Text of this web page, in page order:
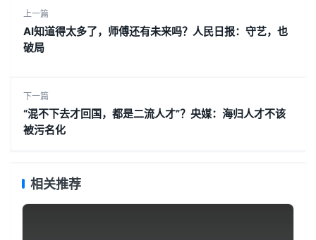
上一篇
AI知道得太多了，师傅还有未来吗？人民日报：守艺，也
破局
下一篇
“混不下去才回国，都是二流人才”？央媒：海归人才不该
被污名化
相关推荐